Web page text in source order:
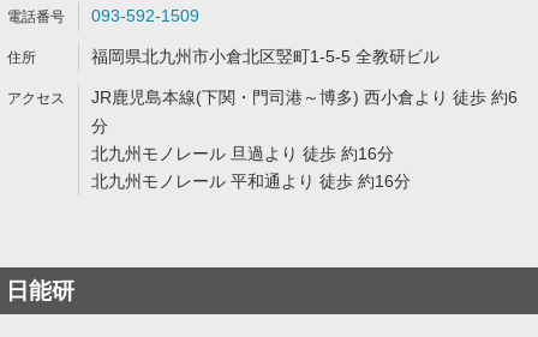
093-592-1509
福岡県北九州市小倉北区竪町1-5-5 全教研ビル
JR鹿児島本線(下関・門司港～博多) 西小倉より 徒歩 約6
分
北九州モノレール 旦過より 徒歩 約16分
北九州モノレール 平和通より 徒歩 約16分
日能研